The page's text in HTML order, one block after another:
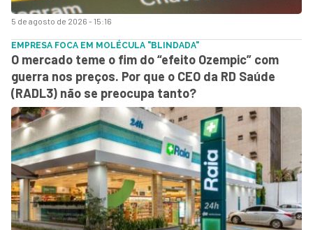
5 de agosto de 2026 - 15:16
EMPRESA FOCA EM MOLÉCULA "BLINDADA"
O mercado teme o fim do “efeito Ozempic” com
guerra nos preços. Por que o CEO da RD Saúde
(RADL3) não se preocupa tanto?